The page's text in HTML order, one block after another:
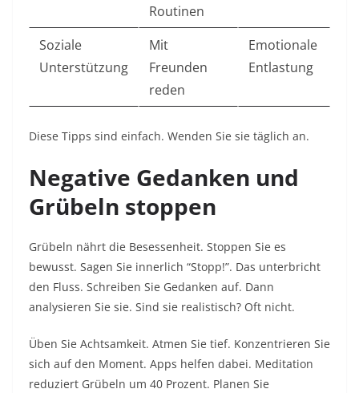
Routinen
Soziale
Unterstützung
Mit
Freunden
reden
Emotionale
Entlastung ​
Diese Tipps sind einfach. Wenden Sie sie täglich an.​
Negative Gedanken und
Grübeln stoppen
Grübeln nährt die Besessenheit. Stoppen Sie es
bewusst. Sagen Sie innerlich “Stopp!”. Das unterbricht
den Fluss. Schreiben Sie Gedanken auf. Dann
analysieren Sie sie. Sind sie realistisch? Oft nicht.​
Üben Sie Achtsamkeit. Atmen Sie tief. Konzentrieren Sie
sich auf den Moment. Apps helfen dabei. Meditation
reduziert Grübeln um 40 Prozent. Planen Sie